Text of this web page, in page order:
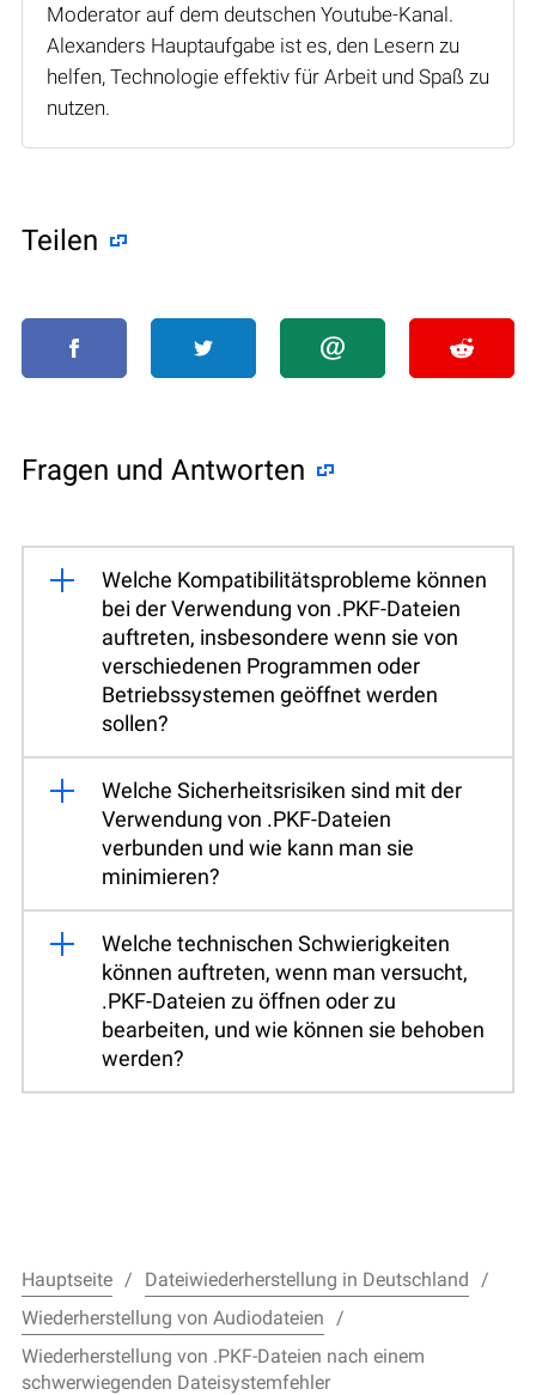
Moderator auf dem deutschen Youtube-Kanal.
Alexanders Hauptaufgabe ist es, den Lesern zu
helfen, Technologie effektiv für Arbeit und Spaß zu
nutzen.
Teilen
Fragen und Antworten
Welche Kompatibilitätsprobleme können
bei der Verwendung von .PKF-Dateien
auftreten, insbesondere wenn sie von
verschiedenen Programmen oder
Betriebssystemen geöffnet werden
sollen?
Welche Sicherheitsrisiken sind mit der
Verwendung von .PKF-Dateien
verbunden und wie kann man sie
minimieren?
Welche technischen Schwierigkeiten
können auftreten, wenn man versucht,
.PKF-Dateien zu öffnen oder zu
bearbeiten, und wie können sie behoben
werden?
Hauptseite
Dateiwiederherstellung in Deutschland
Wiederherstellung von Audiodateien
Wiederherstellung von .PKF-Dateien nach einem
schwerwiegenden Dateisystemfehler